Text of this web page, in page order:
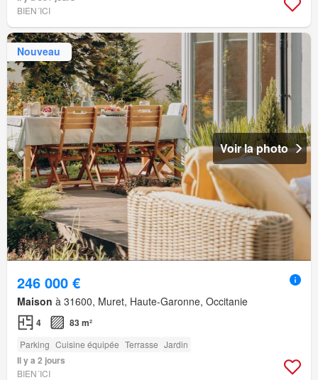
BIEN´ICI
Nouveau
Voir la photo
246 000 €
Maison à 31600, Muret, Haute-Garonne, Occitanie
4 83 m²
Parking Cuisine équipée Terrasse Jardin
Il y a 2 jours
BIEN´ICI